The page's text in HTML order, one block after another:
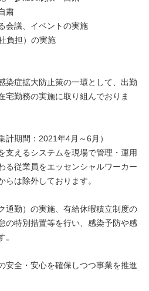
粛
会議、イベントの実施
負担）の実施
染症拡大防止策の一環として、出勤
宅勤務の実施に取り組んでおりま
計期間：2021年4月～6月）
えるシステムを現場で管理・運用
る従業員をエッセンシャルワーカー
らは除外しております。
通勤）の実施、有給休暇積立制度の
の特別措置等を行い、感染予防や感
安全・安心を確保しつつ事業を推進